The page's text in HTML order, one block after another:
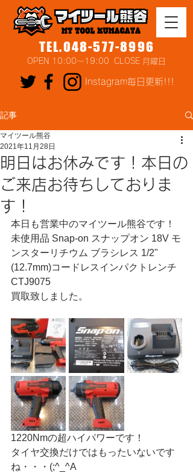
TEL.048-577-8996
OPEN 10:00～19:00 CLOSE 月曜日
Instagram毎日更新!!!
記事
明日はお休みです！本日の
ご来店お待ちしておりま
す！
マイツール熊谷
2021年11月28日
本日も営業中のマイツール熊谷です！
未使用品 Snap-on スナップオン 18V モ
ンスターリチウム ブラシレス 1/2"
(12.7mm)コードレスインパクトレンチ
CTJ9075
買取致しました。
1220Nmの超ハイパワーです！
タイヤ交換だけではもったいないです
ね・・・(;^_^A